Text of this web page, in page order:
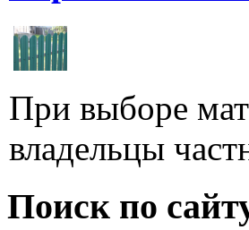
При выборе
владельцы
Поиск по